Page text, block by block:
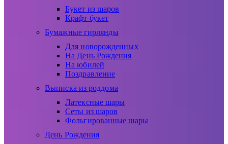
Букет из шаров
Крафт букет
Бумажные гирлянды
Для новорожденных
На День Рождения
На юбилей
Поздравление
Выписка из роддома
Латексные шары
Сеты из шаров
Фольгированные шары
День Рождения